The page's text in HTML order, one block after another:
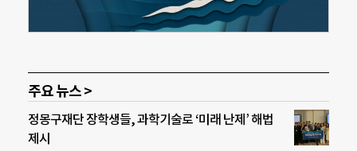
주요 뉴스 >
정몽구재단 장학생들, 과학기술로 ‘미래 난제’ 해법
제시